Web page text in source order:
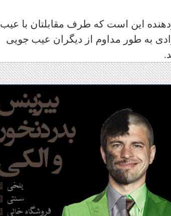
این است که طرف مقابلتان با عیب
به طور مداوم از دیگران عیب جویی
.